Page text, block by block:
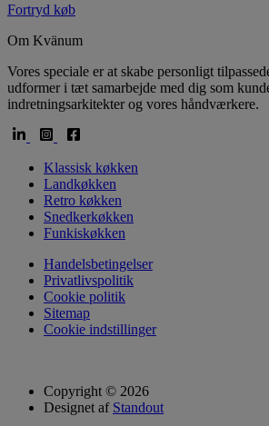
Fortryd køb
Om Kvänum
Vores speciale er at skabe personligt
udformer i tæt samarbejde med dig som
indretningsarkitekter og vores håndværkere.
Klassisk køkken
Landkøkken
Retro køkken
Snedkerkøkken
Funkiskøkken
Handelsbetingelser
Privatlivspolitik
Cookie politik
Sitemap
Cookie indstillinger
Copyright © 2026
Designet af Standout